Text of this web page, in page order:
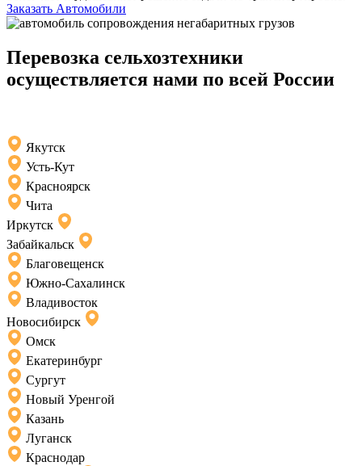
Заказать Автомобили
Перевозка сельхозтехники
осуществляется нами по всей России
Якутск
Усть-Кут
Красноярск
Чита
Иркутск
Забайкальск
Благовещенск
Южно-Сахалинск
Владивосток
Новосибирск
Омск
Екатеринбург
Сургут
Новый Уренгой
Казань
Луганск
Краснодар